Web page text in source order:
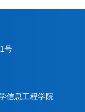
号
信息工程学院